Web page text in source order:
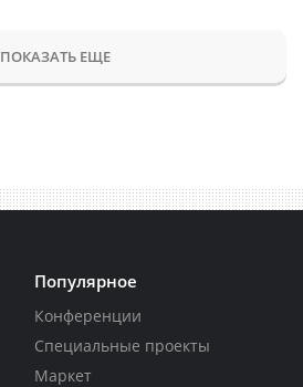
ПОКАЗАТЬ ЕЩЕ
Популярное
Конференции
Специальные проекты
Маркет